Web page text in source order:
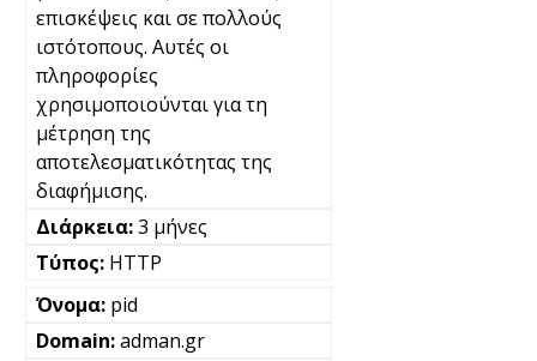
επισκέψεις και σε πολλούς
ιστότοπους. Αυτές οι
πληροφορίες
χρησιμοποιούνται για τη
μέτρηση της
αποτελεσματικότητας της
διαφήμισης.
3 μήνες
HTTP
pid
adman.gr